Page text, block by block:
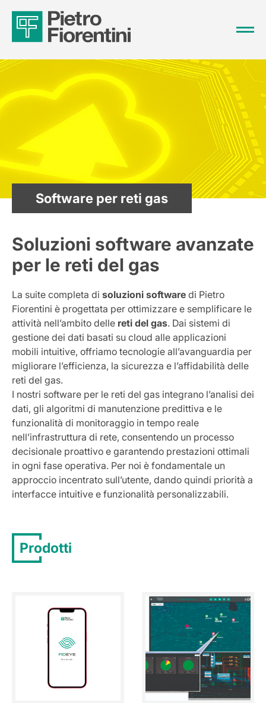
Software per reti gas
Soluzioni software avanzate
per le reti del gas
La suite completa di soluzioni software di Pietro
Fiorentini è progettata per ottimizzare e semplificare le
attività nell’ambito delle reti del gas. Dai sistemi di
gestione dei dati basati su cloud alle applicazioni
mobili intuitive, offriamo tecnologie all’avanguardia per
migliorare l’efficienza, la sicurezza e l’affidabilità delle
reti del gas.
I nostri software per le reti del gas integrano l’analisi dei
dati, gli algoritmi di manutenzione predittiva e le
funzionalità di monitoraggio in tempo reale
nell’infrastruttura di rete, consentendo un processo
decisionale proattivo e garantendo prestazioni ottimali
in ogni fase operativa. Per noi è fondamentale un
approccio incentrato sull’utente, dando quindi priorità a
interfacce intuitive e funzionalità personalizzabili.
Prodotti